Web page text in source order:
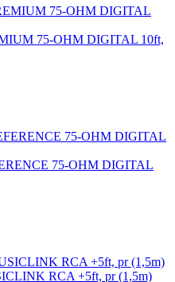
75-OHM DIGITAL 10ft,
75-OHM DIGITAL
RCA +5ft, pr (1,5m)